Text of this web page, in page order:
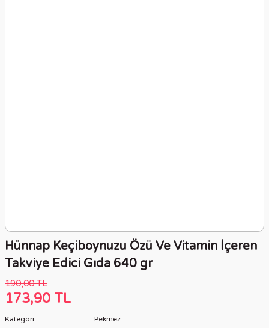
Hünnap Keçiboynuzu Özü Ve Vitamin İçeren
Takviye Edici Gıda 640 gr
190,00 TL
173,90 TL
Kategori
Pekmez